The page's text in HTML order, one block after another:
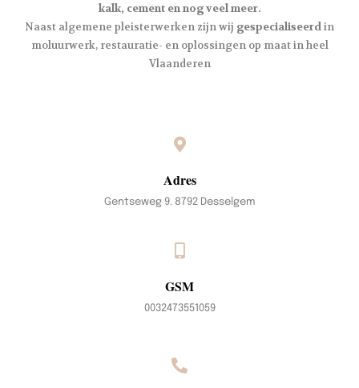
kalk, cement en nog veel meer.
Naast algemene pleisterwerken zijn wij gespecialiseerdin
moluurwerk, restauratie- en oplossingen op maat in heel
Vlaanderen
Adres
Gentseweg 9. 8792 Desselgem
GSM
0032473551059